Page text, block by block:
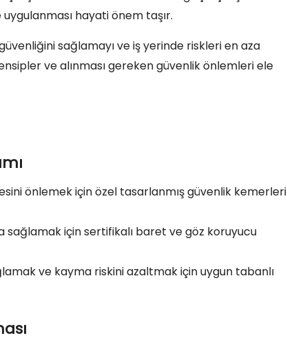
hayati önem taşır.
sağlamayı ve iş yerinde riskleri en aza
ve alınması gereken güvenlik önlemleri ele
önlemek için özel tasarlanmış güvenlik kemerleri
sağlamak için sertifikalı baret ve göz koruyucu
ve kayma riskini azaltmak için uygun tabanlı